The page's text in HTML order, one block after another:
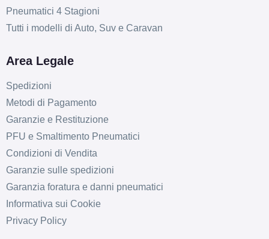
Pneumatici 4 Stagioni
Tutti i modelli di Auto, Suv e Caravan
Area Legale
Spedizioni
Metodi di Pagamento
Garanzie e Restituzione
PFU e Smaltimento Pneumatici
Condizioni di Vendita
Garanzie sulle spedizioni
Garanzia foratura e danni pneumatici
Informativa sui Cookie
Privacy Policy